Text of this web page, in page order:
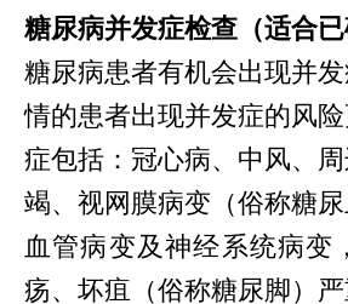
糖尿病并发症检查（适合
糖尿病患者有机会出现并
情的患者出现并发症的风
症包括：冠心病、中风、
竭、视网膜病变（俗称糖
血管病变及神经系统病变
疡、坏疽（俗称糖尿脚）